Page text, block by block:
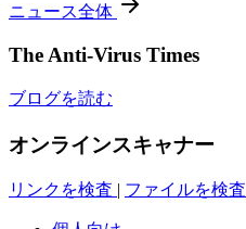
ニュース全体
The Anti-Virus Times
ブログを読む
オンラインスキャナー
リンクを検査 | ファイルを検査